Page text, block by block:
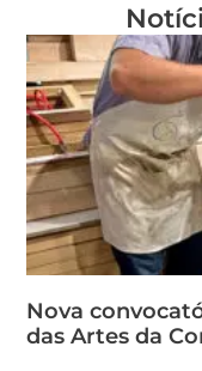
Nova
das Artes da